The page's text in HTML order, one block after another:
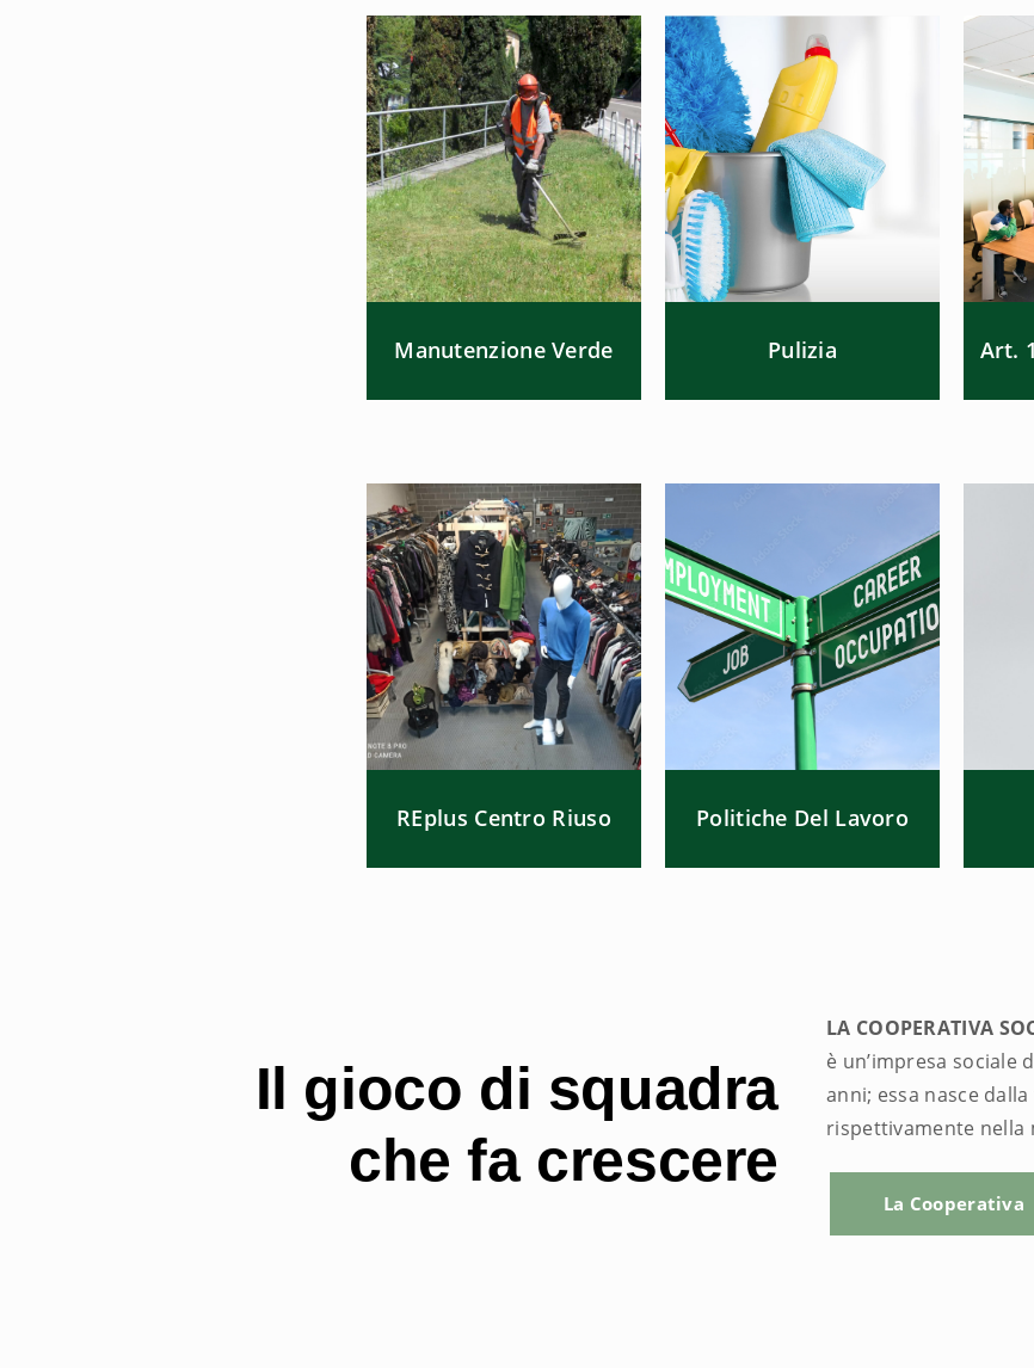
Manutenzione Verde Pulizia Art.
REplus Centro Riuso Politiche Del Lavoro
Il gioco di squadra
che fa crescere
LA COOPERATIVA
è un’impresa
anni; essa nasce
rispettivamente nella
La Cooperativa